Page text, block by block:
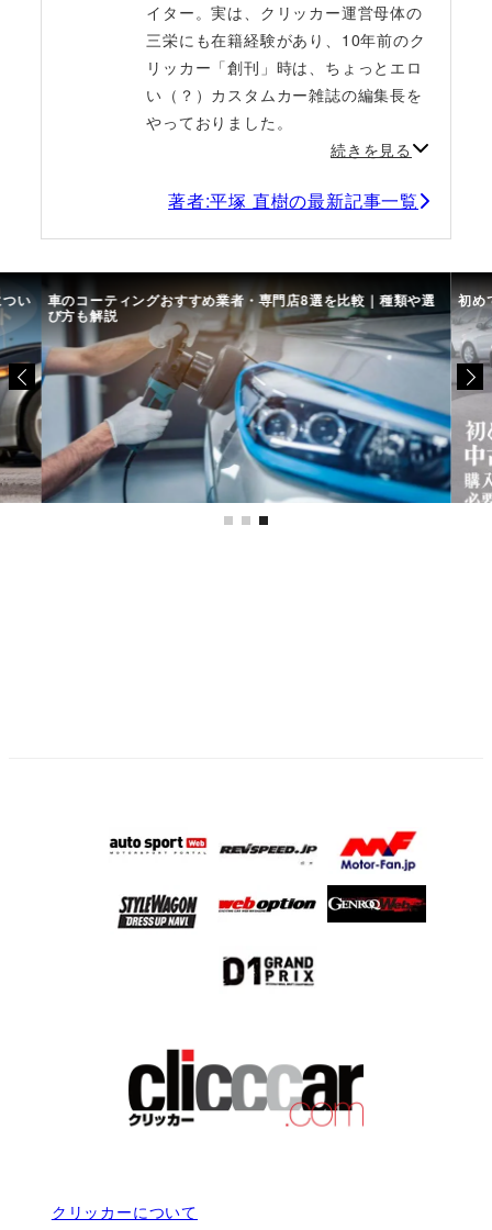
イター。実は、クリッカー運営母体の
三栄にも在籍経験があり、10年前のク
リッカー「創刊」時は、ちょっとエロ
い（？）カスタムカー雑誌の編集長を
やっておりました。
続きを見る
著者:平塚 直樹の最新記事一覧
い 車のコーティングおすすめ業者・専門店8選を比較｜種類や選
び方も解説
初め
クリッカーについて